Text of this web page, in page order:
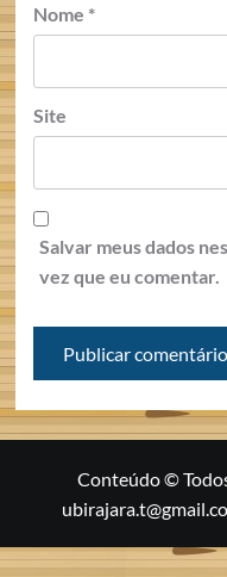
Nome *
Site
Salvar meus dados
vez que eu comentar.
Conteúdo ©